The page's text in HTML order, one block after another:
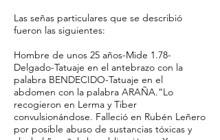
Las señas particulares que se describió
fueron las siguientes:
Hombre de unos 25 años-Mide 1.78-
Delgado-Tatuaje en el antebrazo con la
palabra BENDECIDO-Tatuaje en el
abdomen con la palabra ARAÑA.“Lo
recogieron en Lerma y Tiber
convulsionándose. Falleció en Rubén Leñero
por posible abuso de sustancias tóxicas y